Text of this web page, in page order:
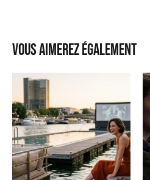
Vous aimerez également